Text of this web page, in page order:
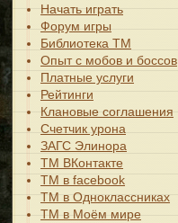
Начать играть
Форум игры
Библиотека ТМ
Опыт с мобов и боссов
Платные услуги
Рейтинги
Клановые соглашения
Счетчик урона
ЗАГС Элинора
ТМ ВКонтакте
ТМ в facebook
ТМ в Одноклассниках
ТМ в Моём мире